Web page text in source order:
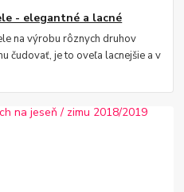
- elegantné a lacné
na výrobu rôznych druhov
čudovať, je to oveľa lacnejšie a v